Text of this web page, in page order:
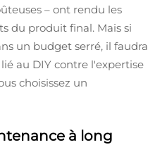
– ont rendu les
du produit final. Mais si
un budget serré, il faudra
au DIY contre l'expertise
choisissez un
à long